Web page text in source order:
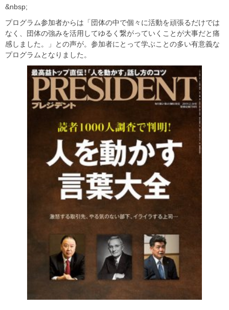
&nbsp;
プログラム参加者からは「団体の中で個々に活動を頑張るだけでは
なく、団体の強みを活用してゆるく繋がっていくことが大事だと痛
感しました。」との声が。参加者にとって学ぶことの多い有意義な
プログラムとなりました。